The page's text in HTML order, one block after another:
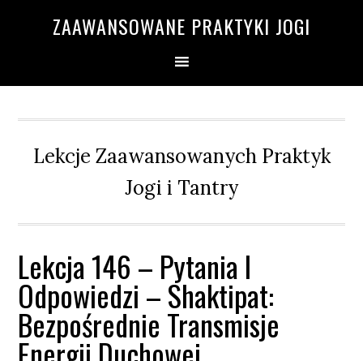
ZAAWANSOWANE PRAKTYKI JOGI
Lekcje Zaawansowanych Praktyk
Jogi i Tantry
Lekcja 146 – Pytania I
Odpowiedzi – Shaktipat:
Bezpośrednie Transmisje